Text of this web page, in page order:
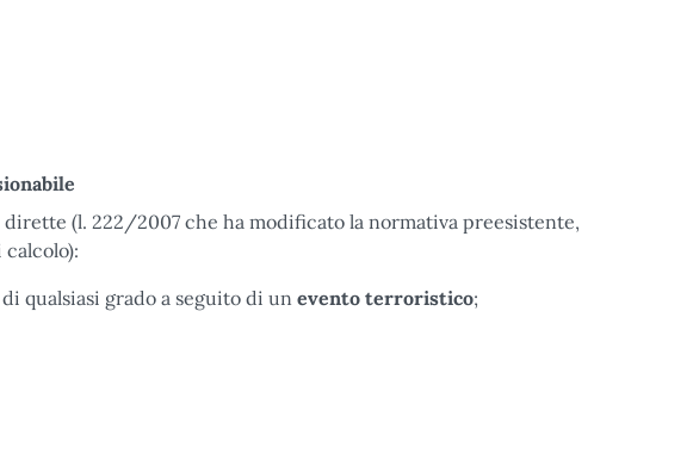
(l. 222/2007 che ha modificato la normativa preesistente,
di qualsiasi grado a seguito di un evento terroristico;